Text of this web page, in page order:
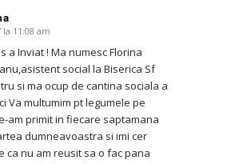
la 11:08 am
a Inviat ! Ma numesc Florina
social la Biserica Sf
si ma ocup de cantina sociala a
Va multumim pt legumele pe
am primit in fiecare saptamana
dumneavoastra si imi cer
ca nu am reusit sa o fac pana